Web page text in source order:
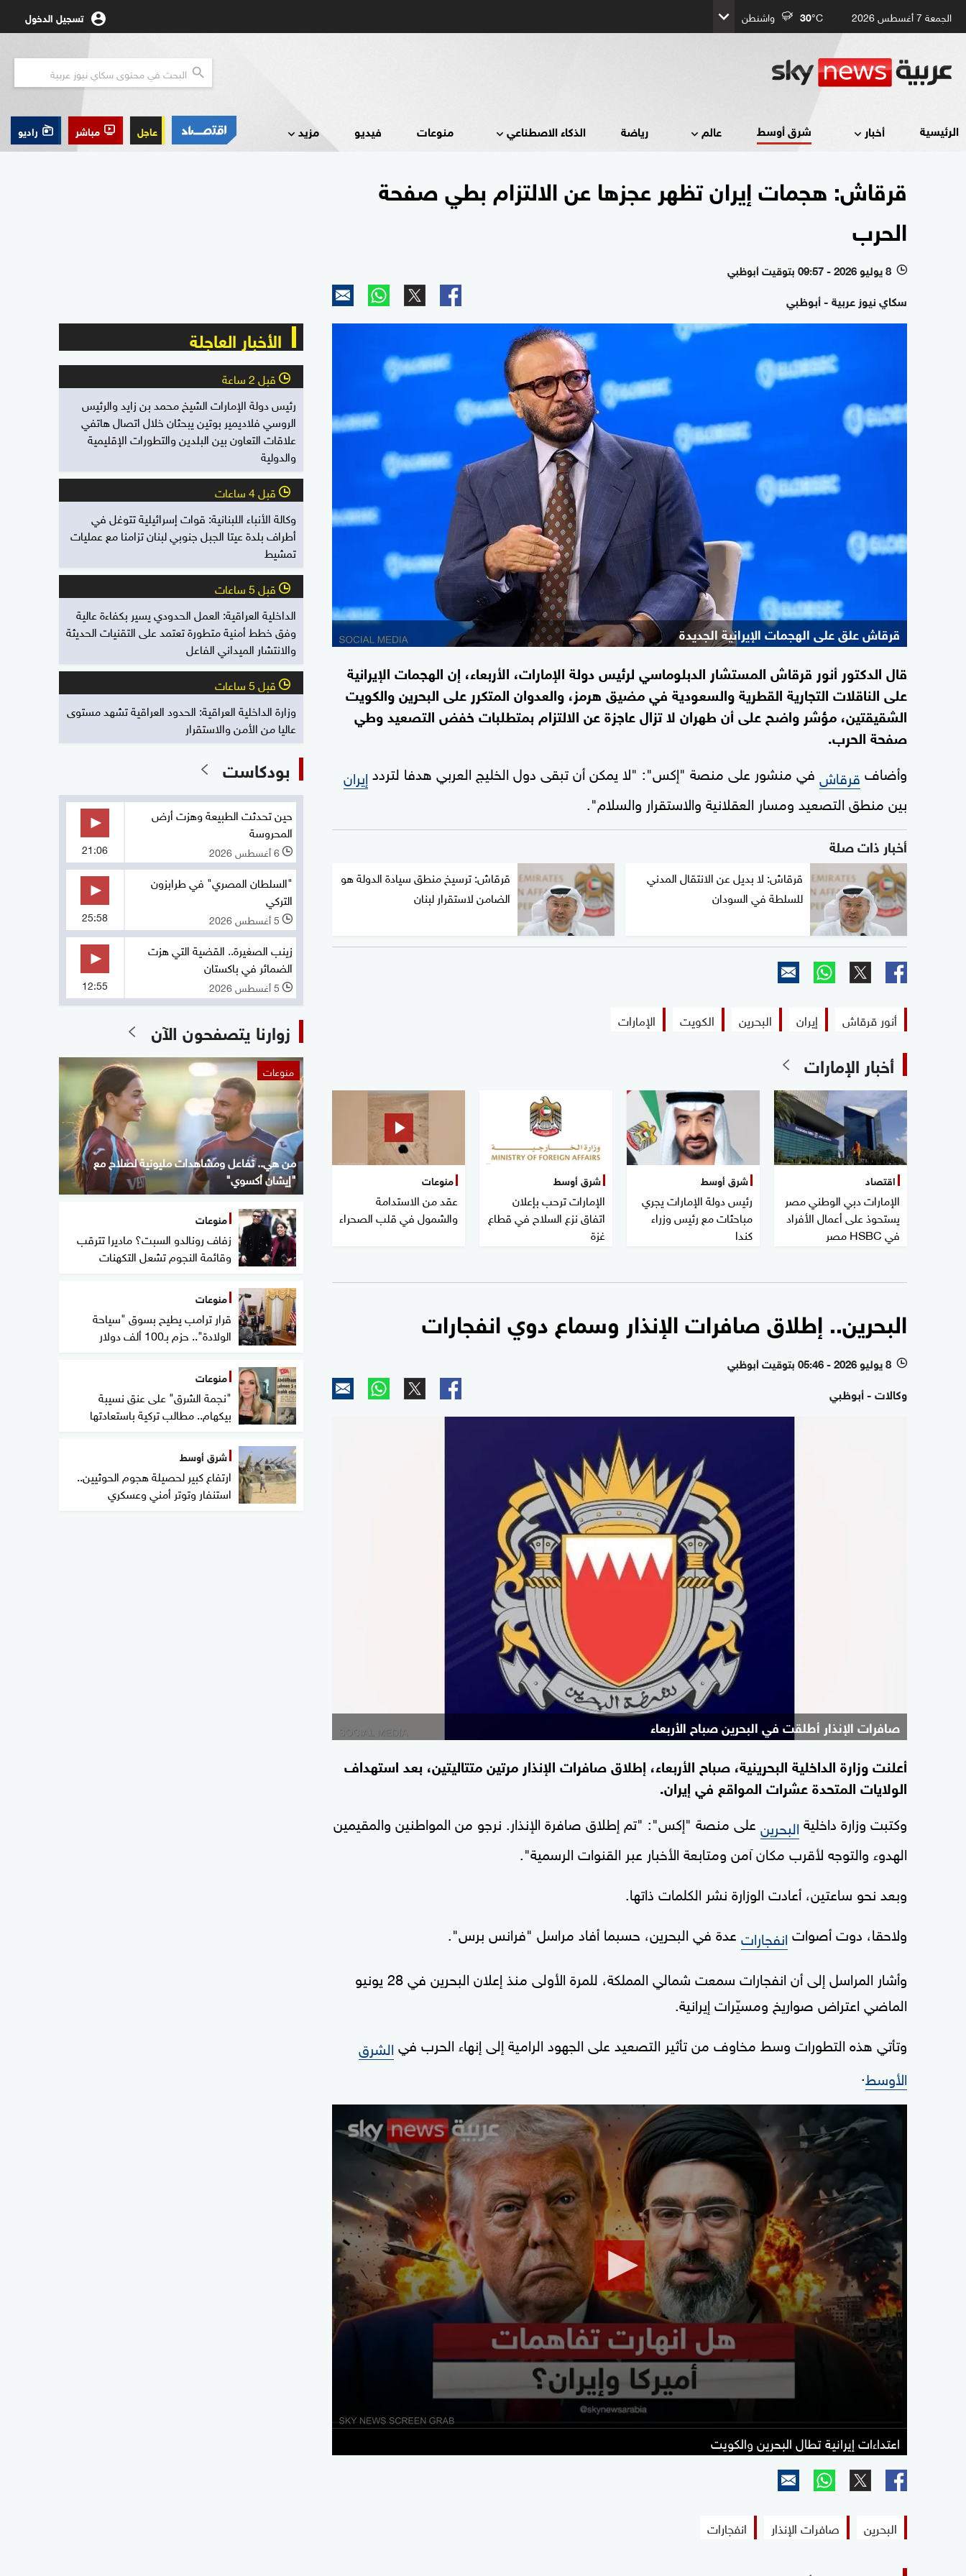
الجمعة 7 أغسطس 2026 30°C واشنطن تسجيل الدخول
الرئيسية أخبار شرق أوسط عالم رياضة الذكاء الاصطناعي منوعات فيديو مزيد عاجل مباشر راديو
قرقاش: هجمات إيران تظهر عجزها عن الالتزام بطي صفحة
الحرب
l 8 يوليو 2026 - 09:57 بتوقيت أبوظبي
سكاي نيوز عربية - أبوظبي
قرقاش علق على الهجمات الإيرانية الجديدة
قال الدكتور أنور قرقاش المستشار الدبلوماسي لرئيس دولة الإمارات، الأربعاء، إن الهجمات الإيرانية
على الناقلات التجارية القطرية والسعودية في مضيق هرمز، والعدوان المتكرر على البحرين والكويت
الشقيقتين، مؤشر واضح على أن طهران لا تزال عاجزة عن الالتزام بمتطلبات خفض التصعيد وطي
صفحة الحرب.
وأضاف قرقاش في منشور على منصة "إكس": "لا يمكن أن تبقى دول الخليج العربي هدفا لتردد إيران
بين منطق التصعيد ومسار العقلانية والاستقرار والسلام".
أخبار ذات صلة
قرقاش: لا بديل عن الانتقال المدني
للسلطة في السودان
قرقاش: ترسيخ منطق سيادة الدولة هو
الضامن لاستقرار لبنان
أنور قرقاش إيران البحرين الكويت الإمارات
أخبار الإمارات
اقتصاد
الإمارات دبي الوطني مصر
يستحوذ على أعمال الأفراد
في HSBC مصر
شرق أوسط
رئيس دولة الإمارات يجري
مباحثات مع رئيس وزراء
كندا
شرق أوسط
الإمارات ترحب بإعلان
اتفاق نزع السلاح في قطاع
غزة
منوعات
عقد من الاستدامة
والشمول في قلب الصحراء
البحرين.. إطلاق صافرات الإنذار وسماع دوي انفجارات
l 8 يوليو 2026 - 05:46 بتوقيت أبوظبي
وكالات - أبوظبي
صافرات الإنذار أطلقت في البحرين صباح الأربعاء
أعلنت وزارة الداخلية البحرينية، صباح الأربعاء، إطلاق صافرات الإنذار مرتين متتاليتين، بعد استهداف
الولايات المتحدة عشرات المواقع في إيران.
وكتبت وزارة داخلية البحرين على منصة "إكس": "تم إطلاق صافرة الإنذار. نرجو من المواطنين والمقيمين
الهدوء والتوجه لأقرب مكان آمن ومتابعة الأخبار عبر القنوات الرسمية".
وبعد نحو ساعتين، أعادت الوزارة نشر الكلمات ذاتها.
ولاحقا، دوت أصوات انفجارات عدة في البحرين، حسبما أفاد مراسل "فرانس برس".
وأشار المراسل إلى أن انفجارات سمعت شمالي المملكة، للمرة الأولى منذ إعلان البحرين في 28 يونيو
الماضي اعتراض صواريخ ومسيّرات إيرانية.
وتأتي هذه التطورات وسط مخاوف من تأثير التصعيد على الجهود الرامية إلى إنهاء الحرب في الشرق
الأوسط.
seconds
secondsVolume
90%
اعتداءات إيرانية تطال البحرين والكويت
البحرين صافرات الإنذار انفجارات
الأخبار العاجلة
l قبل 2 ساعة
رئيس دولة الإمارات الشيخ محمد بن زايد والرئيس
الروسي فلاديمير بوتين يبحثان خلال اتصال هاتفي
علاقات التعاون بين البلدين والتطورات الإقليمية
والدولية
l قبل 4 ساعات
وكالة الأنباء اللبنانية: قوات إسرائيلية تتوغل في
أطراف بلدة عيتا الجبل جنوبي لبنان تزامنا مع عمليات
تمشيط
l قبل 5 ساعات
الداخلية العراقية: العمل الحدودي يسير بكفاءة عالية
وفق خطط أمنية متطورة تعتمد على التقنيات الحديثة
والانتشار الميداني الفاعل
l قبل 5 ساعات
وزارة الداخلية العراقية: الحدود العراقية تشهد مستوى
عاليا من الأمن والاستقرار
بودكاست
حين تحدثت الطبيعة وهزت أرض
المحروسة
l 6 أغسطس 2026 21:06
"السلطان المصري" في طرابزون
التركي
l 5 أغسطس 2026 25:58
زينب الصغيرة.. القضية التي هزت
الضمائر في باكستان
l 5 أغسطس 2026 12:55
زوارنا يتصفحون الآن
منوعات
من هي.. تفاعل ومشاهدات مليونية لصلاح مع
"إيشان أكسوي"
منوعات
زفاف رونالدو السبت؟ ماديرا تترقب
وقائمة النجوم تشعل التكهنات
منوعات
قرار ترامب يطيح بسوق "سياحة
الولادة".. حزم بـ100 ألف دولار
منوعات
"نجمة الشرق" على عنق نسيبة
بيكهام.. مطالب تركية باستعادتها
شرق أوسط
ارتفاع كبير لحصيلة هجوم الحوثيين..
استنفار وتوتر أمني وعسكري